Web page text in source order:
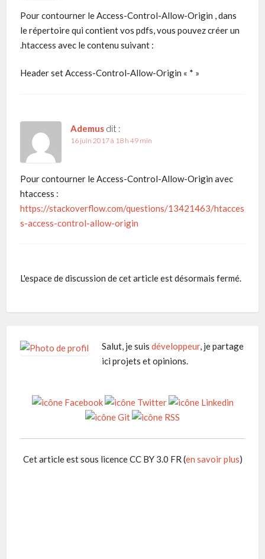
Pour contourner le Access-Control-Allow-Origin , dans
le répertoire qui contient vos pdfs, vous pouvez créer un
.htaccess avec le contenu suivant :
Header set Access-Control-Allow-Origin « * »
Ademus dit :
16 juin 2017 à 18 h 49 min
Pour contourner le Access-Control-Allow-Origin avec
htaccess :
https://stackoverflow.com/questions/13421463/htacces
s-access-control-allow-origin
L'espace de discussion de cet article est désormais fermé.
Salut, je suisdéveloppeur, je partage
ici projets et opinions.
Cet article est sous licence CC BY 3.0 FR (en savoir plus)